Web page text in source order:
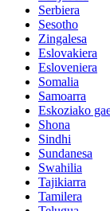
Serbiera
Sesotho
Zingalesa
Eslovakiera
Esloveniera
Somalia
Samoarra
Eskoziako
Shona
Sindhi
Sundanesa
Swahilia
Tajikiarra
Tamilera